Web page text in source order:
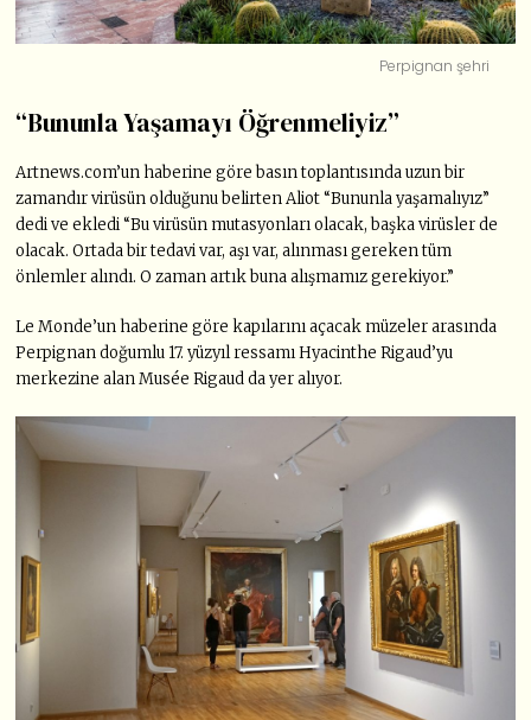
Perpignan şehri
“Bununla Yaşamayı Öğrenmeliyiz”
Artnews.com’un haberine göre basın toplantısında uzun bir
zamandır virüsün olduğunu belirten Aliot “Bununla yaşamalıyız”
dedi ve ekledi “Bu virüsün mutasyonları olacak, başka virüsler de
olacak. Ortada bir tedavi var, aşı var, alınması gereken tüm
önlemler alındı. O zaman artık buna alışmamız gerekiyor.”
Le Monde’un haberine göre kapılarını açacak müzeler arasında
Perpignan doğumlu 17. yüzyıl ressamı Hyacinthe Rigaud’yu
merkezine alan Musée Rigaud da yer alıyor.